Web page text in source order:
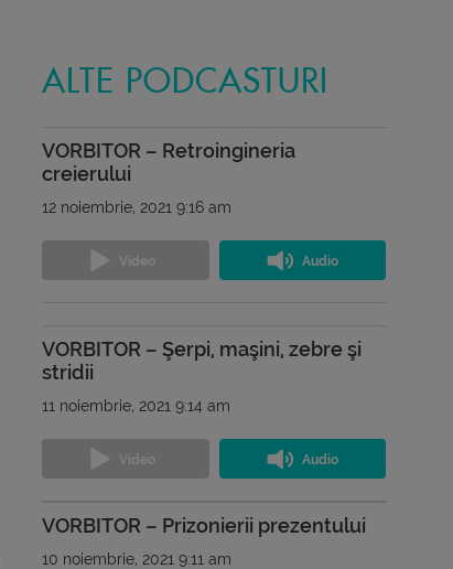
ALTE PODCASTURI
VORBITOR – Retroingineria
creierului
12 noiembrie, 2021 9:16 am
VORBITOR – Şerpi, maşini, zebre şi
stridii
11 noiembrie, 2021 9:14 am
VORBITOR – Prizonierii prezentului
10 noiembrie, 2021 9:11 am